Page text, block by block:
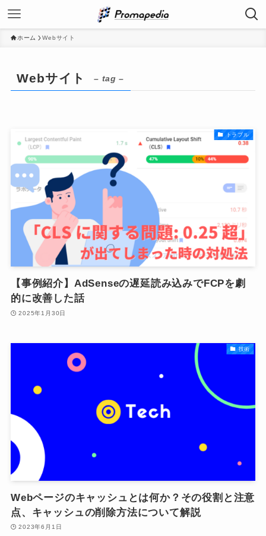
ホーム Webサイト
Webサイト – tag –
トラブル
【事例紹介】AdSenseの遅延読み込みでFCPを劇
的に改善した話
2025年1月30日
技術
Webページのキャッシュとは何か？その役割と注意
点、キャッシュの削除方法について解説
2023年6月1日